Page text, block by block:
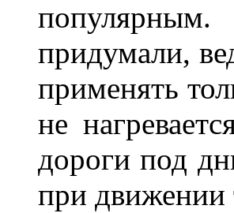
придумали,
применять
не
дороги под
при движении